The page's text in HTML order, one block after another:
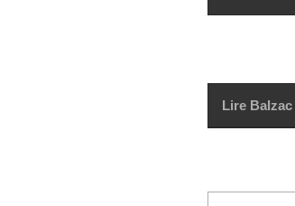
Lire Balzac